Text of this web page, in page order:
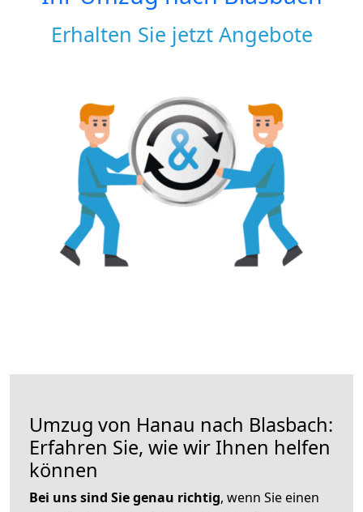
Erhalten Sie jetzt Angebote
Umzug von Hanau nach Blasbach:
Erfahren Sie, wie wir Ihnen helfen
können
Bei uns sind Sie genau richtig, wenn Sie einen